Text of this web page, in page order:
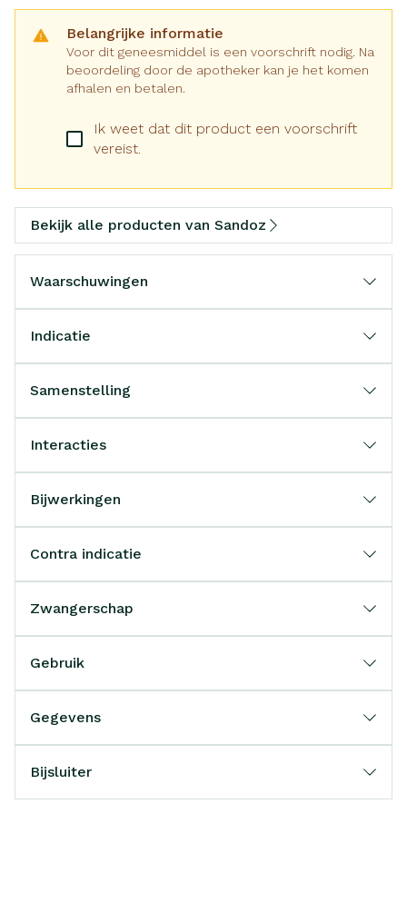
Belangrijke informatie
Voor dit geneesmiddel is een voorschrift nodig. Na
beoordeling door de apotheker kan je het komen
afhalen en betalen.
Ik weet dat dit product een voorschrift
vereist.
Bekijk alle producten van Sandoz
Waarschuwingen
Indicatie
Samenstelling
Interacties
Bijwerkingen
Contra indicatie
Zwangerschap
Gebruik
Gegevens
Bijsluiter